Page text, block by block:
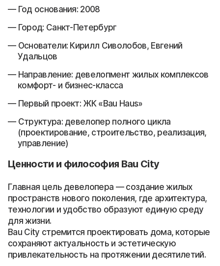
Год основания: 2008
Город: Санкт-Петербург
Основатели: Кирилл Сиволобов, Евгений
Удальцов
Направление: девелопмент жилых комплексов
комфорт- и бизнес-класса
Первый проект: ЖК «Bau Haus»
Структура: девелопер полного цикла
(проектирование, строительство, реализация,
управление)
Ценности и философия Bau City
Главная цель девелопера — создание жилых
пространств нового поколения, где архитектура,
технологии и удобство образуют единую среду
для жизни.
Bau City стремится проектировать дома, которые
сохраняют актуальность и эстетическую
привлекательность на протяжении десятилетий.